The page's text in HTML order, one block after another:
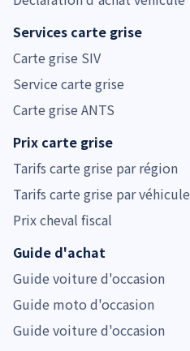
Services carte grise
Carte grise SIV
Service carte grise
Carte grise ANTS
Prix carte grise
Tarifs carte grise par région
Tarifs carte grise par véhicule
Prix cheval fiscal
Guide d'achat
Guide voiture d'occasion
Guide moto d'occasion
Guide voiture d'occasion